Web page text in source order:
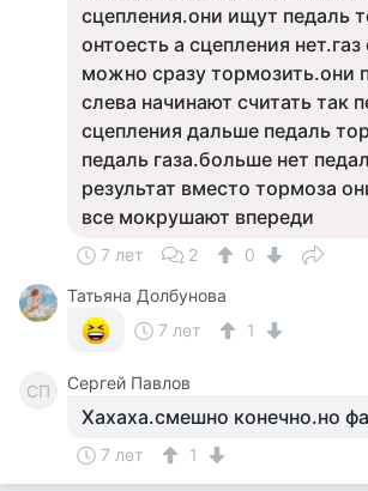
сцепления.они ищут педаль
онтоесть а сцепления
можно сразу тормозить.они
слева начинают считать так
сцепления дальше педаль
педаль газа.больше нет
результат вместо тормоза
все мокрушают впереди
7 лет 2
0
Татьяна Долбунова
7 лет
1
СП Сергей Павлов
Хахаха.смешно конечно.но
7 лет 1